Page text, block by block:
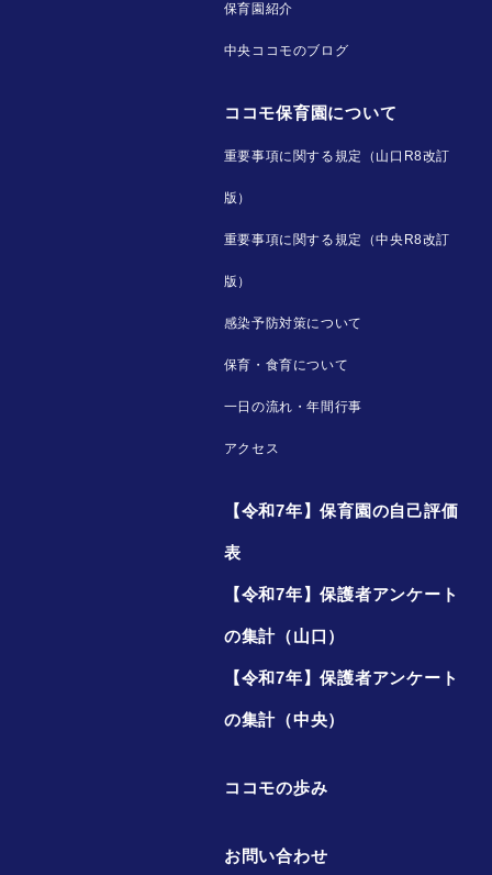
保育園紹介
中央ココモのブログ
ココモ保育園について
重要事項に関する規定（山口R8改訂
版）
重要事項に関する規定（中央R8改訂
版）
感染予防対策について
保育・食育について
一日の流れ・年間行事
アクセス
【令和7年】保育園の自己評価
表
【令和7年】保護者アンケート
の集計（山口）
【令和7年】保護者アンケート
の集計（中央）
ココモの歩み
お問い合わせ